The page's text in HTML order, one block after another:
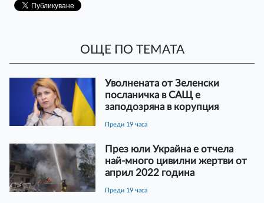
ОЩЕ ПО ТЕМАТА
Уволнената от Зеленски
посланичка в САЩ е
заподозряна в корупция
преди 19 часа
През юли Украйна е отчела
най-много цивилни жертви от
април 2022 година
преди 19 часа